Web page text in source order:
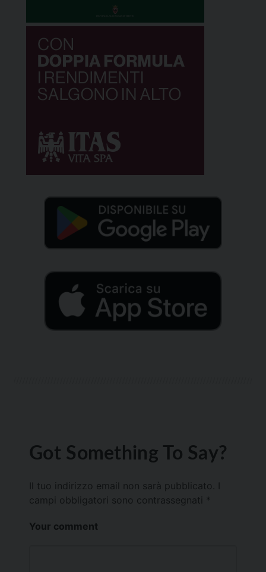
Got Something To Say?
Il tuo indirizzo email non sarà pubblicato.
campi obbligatori sono contrassegnati *
Your comment